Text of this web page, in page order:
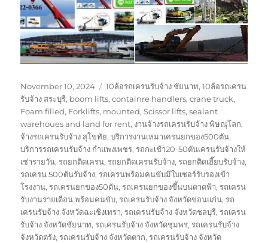
Posted
on
November 10, 2024 Tags
10ล้อรถเครนรับจ้าง ชัยนาท,10ล้อรถเครน
รับจ้าง สระบุรี, boom lifts,containre handlers,crane truck,
Foam filled, Forklifts, mounted,Scissor lifts,sealant
warehoues and land for rent, งานจ้างรถเครนรับจ้าง พิษณุโลก,
จ้างรถเครนรับจ้าง สุโขทัย,บริการงานเหมาเครนยกของ500ตัน,
บริการรถเครนรับจ้าง กำแพงเพชร,รถกะเช้า20-50ตันเครนรับจ้างให้
เช่ารายวัน,รถยกติดเครน,รถยกติดเครนรับจ้าง,รถยกติดเฮี๊ยบรับจ้าง,
รถเครน 500ตันรับจ้าง,รถเครนพร้อมคนขับมีใบเซอร์รับรองเข้า
โรงงาน,รถเครนยกของ50ตัน,รถเครนยกของขึ้นบนดาดฟ้า,รถเครน
รับงานรายเดือน พร้อมคนขับ,รถเครนรับจ้าง จังหวัดขอนแก่น,รถ
เครนรับจ้าง จังหวัดฉะเชิงเทรา,รถเครนรับจ้าง จังหวัดชลบุรี,รถเครน
รับจ้าง จังหวัดชัยนาท,รถเครนรับจ้าง จังหวัดชุมพร,รถเครนรับจ้าง
จังหวัดตรัง,รถเครนรับจ้าง จังหวัดตาก,รถเครนรับจ้าง จังหวัด